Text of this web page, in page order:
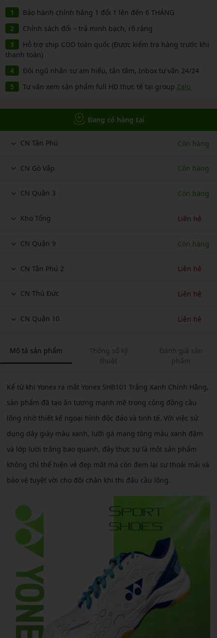
Bảo hành chính hãng 1 đổi 1 lên đến 6 THÁNG
Chính sách đổi – trả minh bạch, rõ ràng
Hỗ trợ ship COD toàn quốc (Được kiểm tra hàng trước khi
thanh toán)
Đội ngũ nhân sự am hiểu, tận tâm, Inbox tư vấn 24/24
Tư vấn xem sản phẩm full HD thực tế tại group Zalo
Đang có hàng tại
CN Tân Phú Còn hàng
CN Gò Vấp Còn hàng
CN Quận 3 Còn hàng
Kho Tổng Liên hệ
CN Quận 9 Còn hàng
CN Tân Phú 2 Liên hệ
CN Thủ Đức Liên hệ
CN Quận 10 Liên hệ
Mô tả sản phẩm
Thông số kỹ
thuật
Đánh giá sản
phẩm
Kể từ khi Yonex ra mắt Yonex SHB101 Trắng Xanh Chính Hãng,
sản phẩm đã tạo ấn tượng mạnh mẽ trong cộng đồng cầu
lông nhờ thiết kế ngoại hình độc đáo và tinh tế. Với việc sử
dụng dây giày màu xanh, lưỡi gà mang tông màu xanh đậm
và lớp lưới trắng bao quanh, đây thực sự là một sản phẩm
không chỉ thể hiện vẻ đẹp mắt mà còn đem lại sự thoải mái và
bảo vệ tuyệt vời cho đôi chân khi thi đấu cầu lông.